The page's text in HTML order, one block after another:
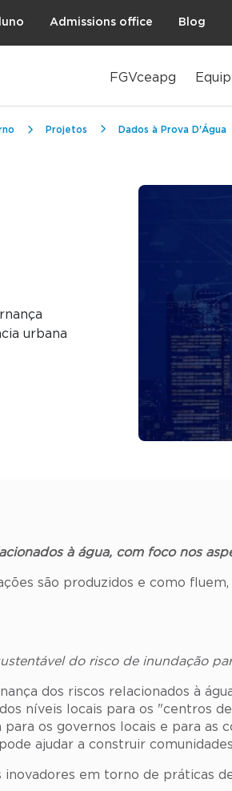
Admissions office Blog
FGVceapg
Projetos Dados à Prova D'Água
urbana
à água, com foco nos
são produzidos e como
do risco de inundação
dos riscos relacionados à
níveis locais para os "centros
os governos locais e para as
ajudar a construir
em torno de práticas